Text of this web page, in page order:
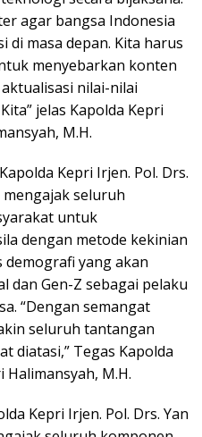
agar bangsa Indonesia
di masa depan. Kita harus
menyebarkan konten
nilai-nilai
jelas Kapolda Kepri
M.H.
Kepri Irjen. Pol. Drs.
mengajak seluruh
untuk
dengan metode kekinian
yang akan
dan Gen-Z sebagai pelaku
“Dengan semangat
seluruh tantangan
diatasi,” Tegas Kapolda
Halimansyah, M.H.
Kepri Irjen. Pol. Drs. Yan